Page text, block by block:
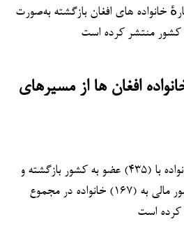
خانواده‌ های افغان بازگشته به‌صورت
کشور منتشر کرده است
افغان هااز مسیرهای
از طریق اسلام‌قلعه، (۷۶) خانواده با (۴۳۵) عضو به کشور بازگشته و
ثبت شده‌اند. کمیته تنظیم امور مالی به (۱۶۷) خانواده در مجموع